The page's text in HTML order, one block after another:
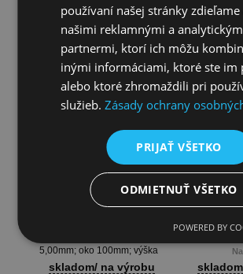
5,00mm; oko 100mm; výška
125cm
skladom/ na výrobu
Pletivo
100cm
používaní našej stránky zdieľame
našimi reklamnými a
partnermi, ktorí ich môžu
inými informáciami, ktoré ste im
alebo ktoré zhromaždili pri
služieb.Zásady ochrany
PRIJAŤ VŠETKO
ODMIETNUŤ VŠETKO
POWERED BY